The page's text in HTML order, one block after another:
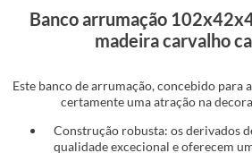
Banco arrumação
madeira carvalho
Este banco de arrumação, concebido para
certamente uma atração na
Construção robusta: os derivados
qualidade excecional e oferecem